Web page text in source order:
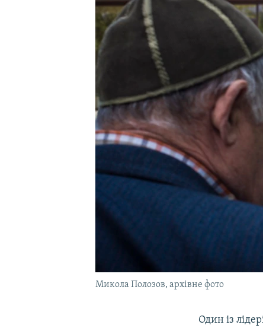
УКРАЇНСЬКА ПРОБЛЕМА КРИМУ
Микола Полозов, архівне фото
Один із